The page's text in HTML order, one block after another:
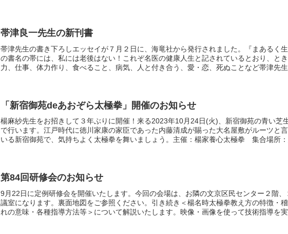
帯津良一先生の新刊書
帯津先生の書き下ろしエッセイが７月２日に、海竜社から発行されました。『まあるく生
の書名の帯には、私には老後はない！これぞ名医の健康人生と記されているとおり、とき
力、仕事、体力作り、食べること、病気、人と付き合う、愛・恋、死ぬことなど帯津先生
「新宿御苑deあおぞら太極拳」開催のお知らせ
楊麻紗先生をお招きして３年ぶりに開催！来る2023年10月24日(火)、新宿御苑の青い芝
で行います。江戸時代に徳川家康の家臣であった内藤清成が賜った大名屋敷がルーツと
いる新宿御苑で、気持ちよく太極拳を舞いましょう。主催：楊家養心太極拳 集合場所：
第84回研修会のお知らせ
9月22日に定例研修会を開催いたします。今回の会場は、お隣の文京区民センター２階、
議室になります。裏面地図をご参照ください。引き続き＜楊名時太極拳教え方の特徴・
れの意味・各種指導方法等＞について解説いたします。映像・画像を使って技術指導を実